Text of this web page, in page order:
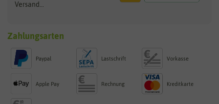
Versand...
Zahlungsarten
Paypal Lastschrift Vorkasse
Apple Pay Rechnung Kreditkarte